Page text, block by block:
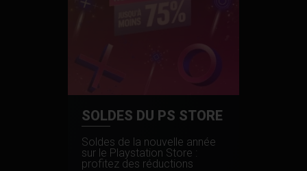
SOLDES DU PS STORE
Soldes de la nouvelle année
sur le Playstation Store :
profitez des réductions